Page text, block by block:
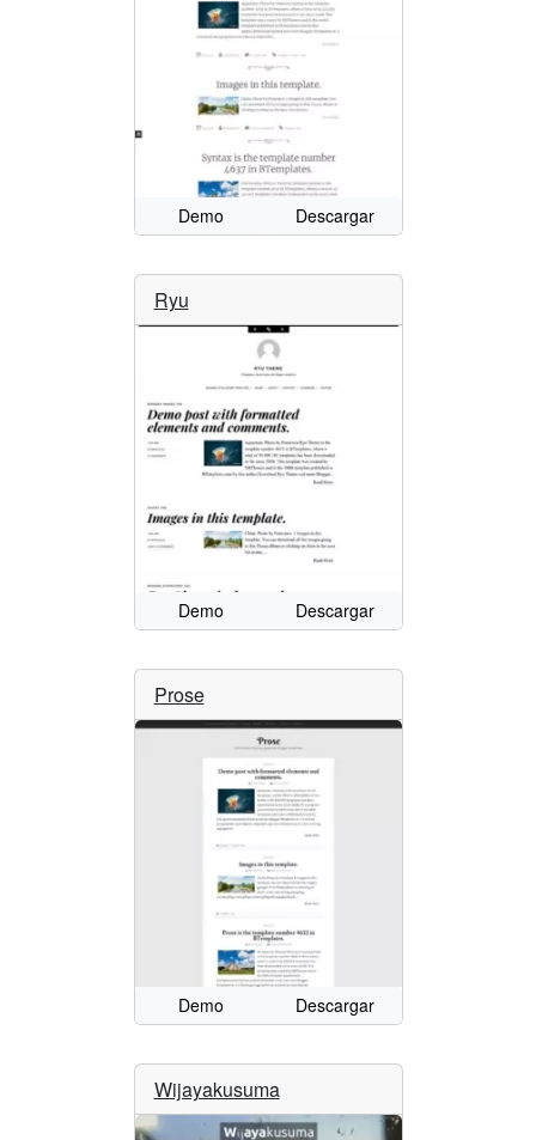
Demo Descargar
Ryu
Demo Descargar
Prose
Demo Descargar
Wijayakusuma